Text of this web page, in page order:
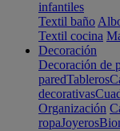
infantiles
Textil baño
Textil cocina
Decoración
Decoración de
paredTableros
decorativas
Organización
ropaJoyeros